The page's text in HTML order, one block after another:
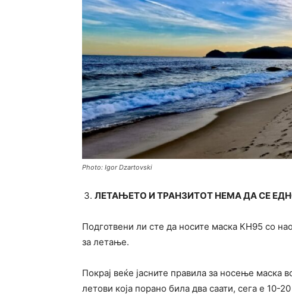
Photo: Igor Dzartovski
ЛЕТАЊЕТО И ТРАНЗИТОТ НЕМА ДА СЕ
Подготвени ли сте да носите маска КН95 со
за летање.
Покрај веќе јасните правила за носење маска
летови која порано била два саати, сега е 10-